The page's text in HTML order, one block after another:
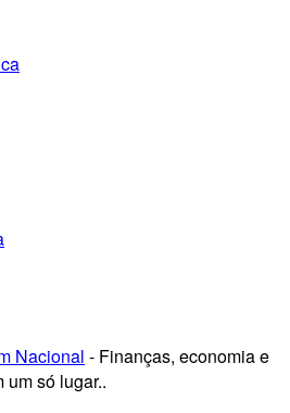
Nacional - Finanças, economia e
só lugar..